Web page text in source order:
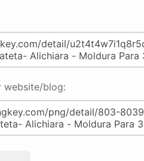
website/blog: